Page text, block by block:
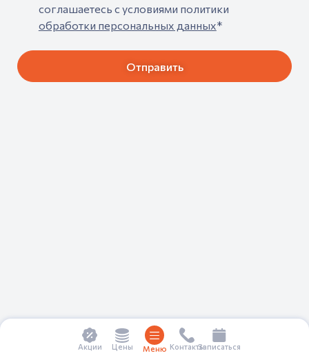
Акции Цены Меню КонтактыЗаписаться
соглашаетесь с условиями политики
обработки персональных данных*